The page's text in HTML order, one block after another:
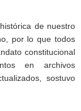
de nuestro
por lo que todos
constitucional
en archivos
sostuvo